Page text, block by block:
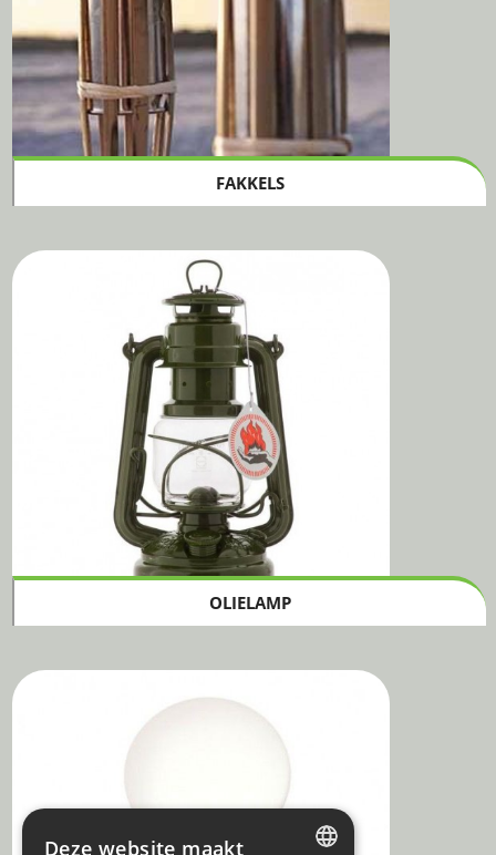
FAKKELS
OLIELAMP
Deze website maakt